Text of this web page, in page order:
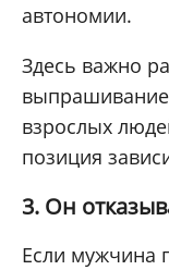
автономии.
Здесь важно
взрослых
позиция
3. Он
Если мужчина